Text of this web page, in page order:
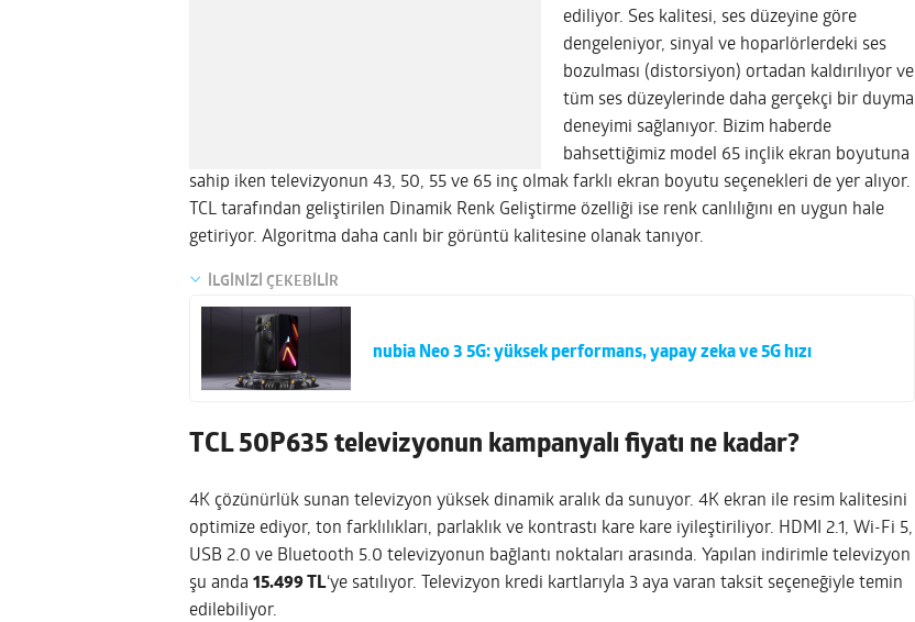
ediliyor. Ses kalitesi, ses düzeyine göre
dengeleniyor, sinyal ve hoparlörlerdeki ses
bozulması (distorsiyon) ortadan kaldırılıyor ve
tüm ses düzeylerinde daha gerçekçi bir duyma
deneyimi sağlanıyor. Bizim haberde
bahsettiğimiz model 65 inçlik ekran boyutuna
sahip iken televizyonun 43, 50, 55 ve 65 inç olmak farklı ekran boyutu seçenekleri de yer alıyor.
TCL tarafından geliştirilen Dinamik Renk Geliştirme özelliği ise renk canlılığını en uygun hale
getiriyor. Algoritma daha canlı bir görüntü kalitesine olanak tanıyor.
İLGİNİZİ ÇEKEBİLİR
nubia Neo 3 5G: yüksek performans, yapay zeka ve 5G hızı
TCL 50P635 televizyonun kampanyalı fiyatı ne kadar?
4K çözünürlük sunan televizyon yüksek dinamik aralık da sunuyor. 4K ekran ile resim kalitesini
optimize ediyor, ton farklılıkları, parlaklık ve kontrastı kare kare iyileştiriliyor. HDMI 2.1, Wi-Fi 5,
USB 2.0 ve Bluetooth 5.0 televizyonun bağlantı noktaları arasında. Yapılan indirimle televizyon
şu anda 15.499 TL‘ye satılıyor. Televizyon kredi kartlarıyla 3 aya varan taksit seçeneğiyle temin
edilebiliyor.